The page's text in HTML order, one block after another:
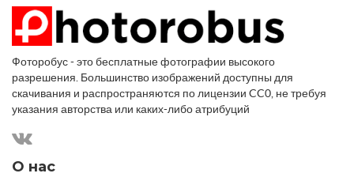
Фоторобус - это бесплатные фотографии высокого
разрешения. Большинство изображений доступны для
скачивания и распространяются по лицензии CC0, не требуя
указания авторства или каких-либо атрибуций
О нас